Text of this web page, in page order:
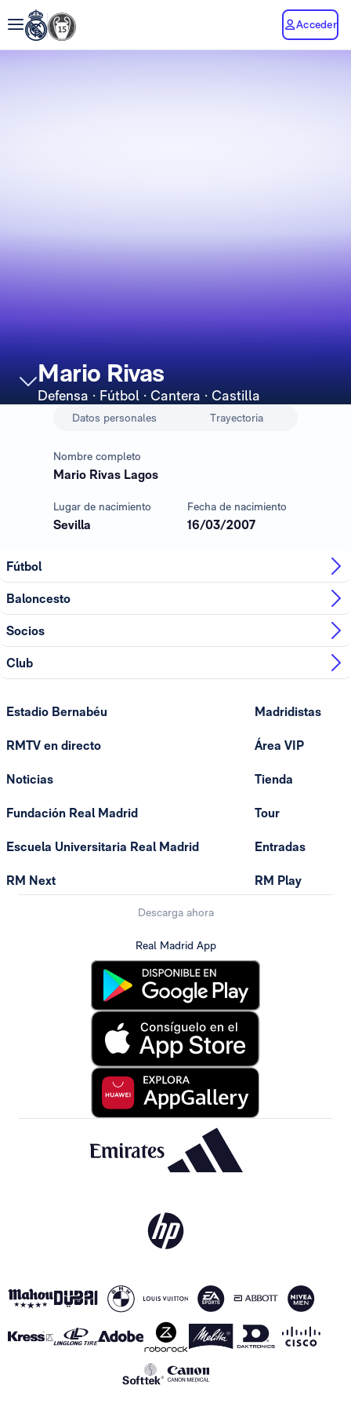
Acceder
Mario Rivas
Defensa · Fútbol · Cantera · Castilla
Datos personales Trayectoria
Nombre completo
Mario Rivas Lagos
Lugar de nacimiento
Sevilla
Fecha de nacimiento
16/03/2007
Fútbol
Baloncesto
Socios
Club
Estadio Bernabéu
RMTV en directo
Noticias
Fundación Real Madrid
Escuela Universitaria Real Madrid
RM Next
Madridistas
Área VIP
Tienda
Tour
Entradas
RM Play
Descarga ahora
Real Madrid App